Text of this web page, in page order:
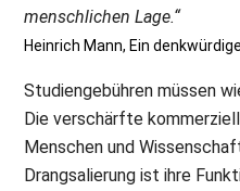
menschlichen Lage.“
Heinrich Mann, Ein
Studiengebühren müssen
Die verschärfte
Menschen und
Drangsalierung ist ihre